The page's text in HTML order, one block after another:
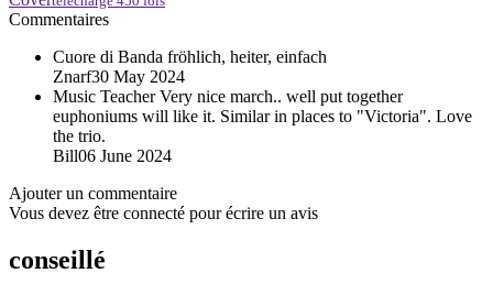
Commentaires
Cuore di Banda fröhlich, heiter, einfach
Znarf30 May 2024
Music Teacher Very nice march.. well put together
euphoniums will like it. Similar in places to "Victoria". Love
the trio.
Bill06 June 2024
Ajouter un commentaire
Vous devez être connecté pour écrire un avis
conseillé